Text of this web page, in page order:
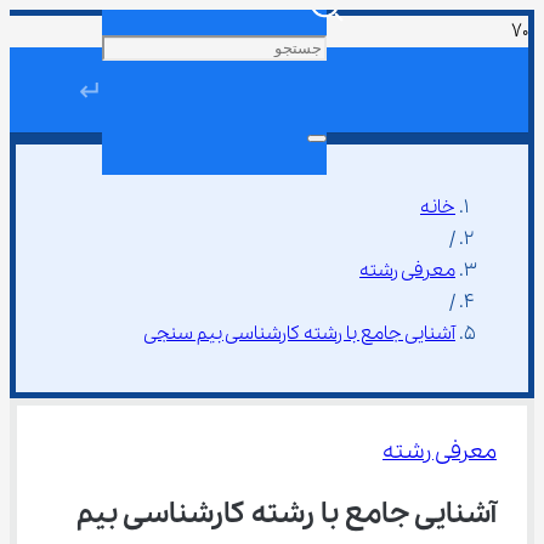
↵
خانه
/
معرفی رشته
/
آشنایی جامع با رشته کارشناسی بیم سنجی
معرفی رشته
آشنایی جامع با رشته کارشناسی بیم